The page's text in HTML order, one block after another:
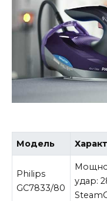
Модель
Philips
GC7833/80
удар: